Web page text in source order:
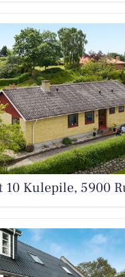
10 Kulepile, 5900